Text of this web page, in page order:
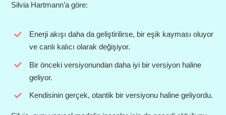
Silvia Hartmann’a göre:
Enerji akışı daha da geliştirilirse, bir eşik kayması oluyor
ve canlı kalıcı olarak değişiyor.
Bir önceki versiyonundan daha iyi bir versiyon haline
geliyor.
Kendisinin gerçek, otantik bir versiyonu haline geliyordu.